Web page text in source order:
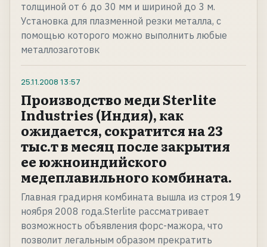
толщиной от 6 до 30 мм и шириной до 3 м.
Установка для плазменной резки металла, с
помощью которого можно выполнить любые
металлозаготовк
25.11.2008 13:57
Производство меди Sterlite
Industries (Индия), как
ожидается, сократится на 23
тыс.т в месяц после закрытия
ее южноиндийского
медеплавильного комбината.
Главная градирня комбината вышла из строя 19
ноября 2008 года.Sterlite рассматривает
возможность объявления форс-мажора, что
позволит легальным образом прекратить